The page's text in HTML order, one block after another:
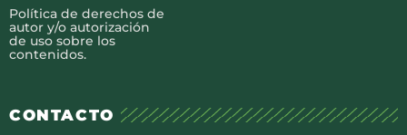
Política de derechos de
autor y/o autorización
de uso sobre los
contenidos.
CONTACTO